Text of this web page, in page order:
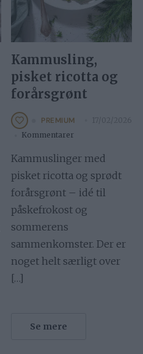
Kammusling,
pisket ricotta og
forårsgrønt
PREMIUM
17/02/2026
Kommentarer
Kammuslinger med
pisket ricotta og sprødt
forårsgrønt – idé til
påskefrokost og
sommerens
sammenkomster. Der er
noget helt særligt over
[…]
Se mere